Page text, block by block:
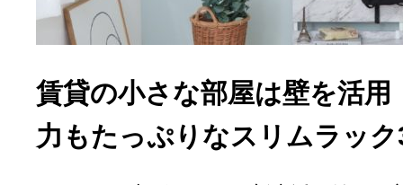
賃貸の小さな部屋は壁を活用
力もたっぷりなスリムラッ